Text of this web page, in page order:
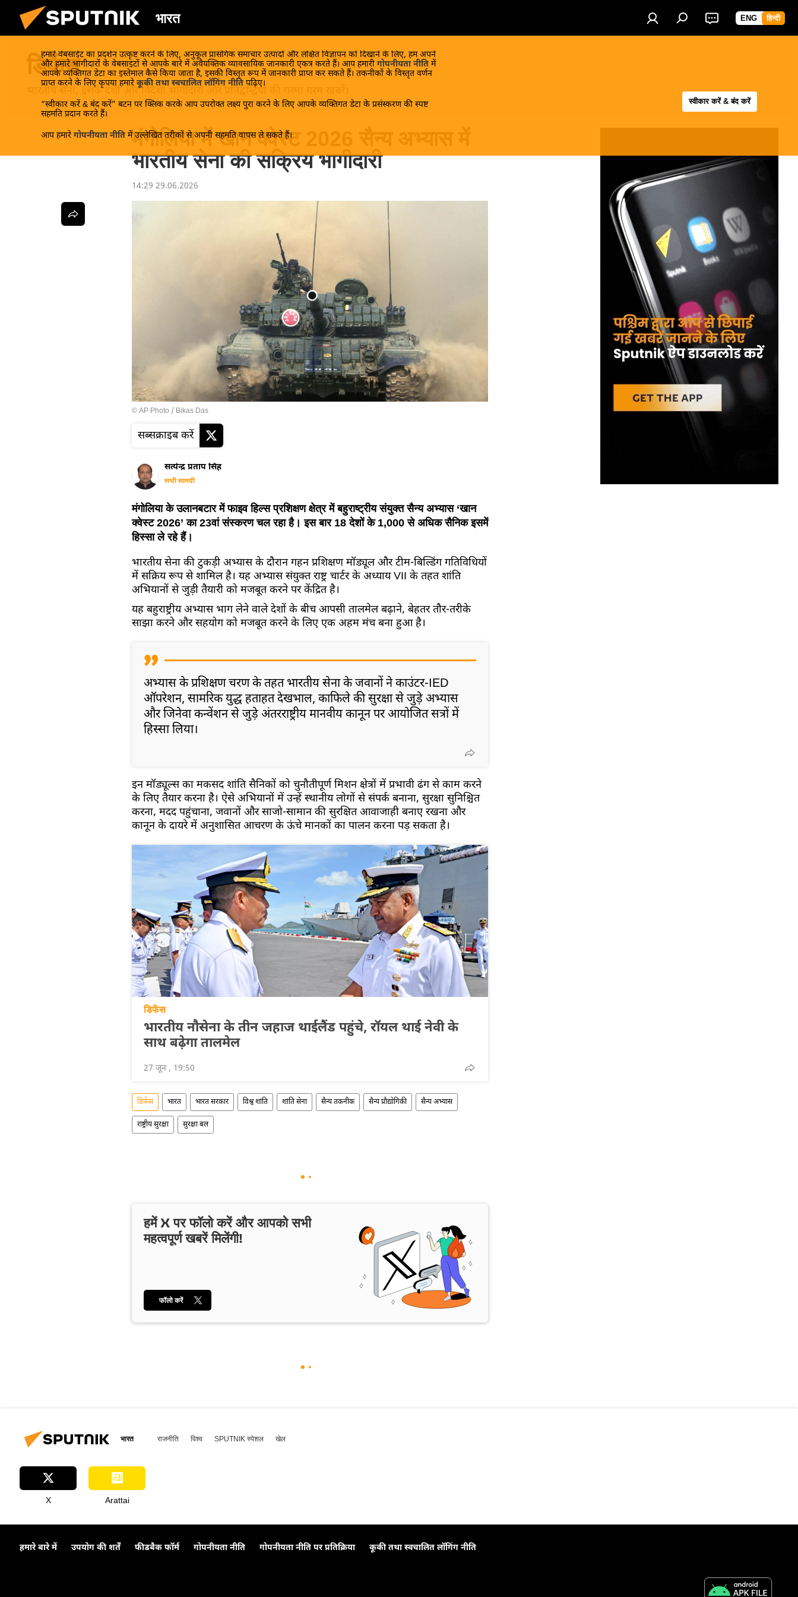
भारत ENG हिन्दी
हमारे वेबसाईट का प्रदर्शन उत्कृष्ट करने के लिए, अनुकूल प्रासंगिक समाचार उत्पादों और लक्षित विज्ञापन को दिखाने के लिए, हम अपने
और हमारे भागीदारों के वेबसाइटों से आपके बारे में अवैयक्तिक व्यावसायिक जानकारी एकत्र करते हैं। आप हमारी गोपनीयता नीति में
आपके व्यक्तिगत डेटा का इस्तेमाल कैसे किया जाता है, इसकी विस्तृत रूप में जानकारी प्राप्त कर सकते हैं। तकनीकों के विस्तृत वर्णन
प्राप्त करने के लिए कृपया हमारे कूकी तथा स्वचालित लॉगिंग नीति पढ़िए।
“स्वीकार करें & बंद करें” बटन पर क्लिक करके आप उपरोक्त लक्ष्य पुरा करने के लिए आपके व्यक्तिगत डेटा के प्रसंस्करण की स्पष्ट
सहमति प्रदान करते हैं।
आप हमारे गोपनीयता नीति में उल्लेखित तरीकों से अपनी सहमति वापस ले सकते हैं।
स्वीकार करें & बंद करें
डिफेंस
भारतीय सेना, इसके देशी और विदेशी भागीदारों और प्रतिद्वन्द्वियों की गरमा गरम खबरें।
मंगोलिया में खान क्वेस्ट 2026 सैन्य अभ्यास में
भारतीय सेना की सक्रिय भागीदारी
14:29 29.06.2026
© AP Photo / Bikas Das
सब्सक्राइब करें
सत्येन्द्र प्रताप सिंह
सभी सामग्री
मंगोलिया के उलानबटार में फाइव हिल्स प्रशिक्षण क्षेत्र में बहुराष्ट्रीय संयुक्त सैन्य अभ्यास ‘खान
क्वेस्ट 2026’ का 23वां संस्करण चल रहा है। इस बार 18 देशों के 1,000 से अधिक सैनिक इसमें
हिस्सा ले रहे हैं।
भारतीय सेना की टुकड़ी अभ्यास के दौरान गहन प्रशिक्षण मॉड्यूल और टीम-बिल्डिंग गतिविधियों
में सक्रिय रूप से शामिल है। यह अभ्यास संयुक्त राष्ट्र चार्टर के अध्याय VII के तहत शांति
अभियानों से जुड़ी तैयारी को मजबूत करने पर केंद्रित है।
यह बहुराष्ट्रीय अभ्यास भाग लेने वाले देशों के बीच आपसी तालमेल बढ़ाने, बेहतर तौर-तरीके
साझा करने और सहयोग को मजबूत करने के लिए एक अहम मंच बना हुआ है।
अभ्यास के प्रशिक्षण चरण के तहत भारतीय सेना के जवानों ने काउंटर-IED
ऑपरेशन, सामरिक युद्ध हताहत देखभाल, काफिले की सुरक्षा से जुड़े अभ्यास
और जिनेवा कन्वेंशन से जुड़े अंतरराष्ट्रीय मानवीय कानून पर आयोजित सत्रों में
हिस्सा लिया।
इन मॉड्यूल्स का मकसद शांति सैनिकों को चुनौतीपूर्ण मिशन क्षेत्रों में प्रभावी ढंग से काम करने
के लिए तैयार करना है। ऐसे अभियानों में उन्हें स्थानीय लोगों से संपर्क बनाना, सुरक्षा सुनिश्चित
करना, मदद पहुंचाना, जवानों और साजो-सामान की सुरक्षित आवाजाही बनाए रखना और
कानून के दायरे में अनुशासित आचरण के ऊंचे मानकों का पालन करना पड़ सकता है।
डिफेंस
भारतीय नौसेना के तीन जहाज थाईलैंड पहुंचे, रॉयल थाई नेवी के
साथ बढ़ेगा तालमेल
27 जून , 19:50
डिफेंस भारत भारत सरकार विश्व शांति शांति सेना सैन्य तकनीक सैन्य प्रौद्योगिकी सैन्य अभ्यास
राष्ट्रीय सुरक्षा सुरक्षा बल
हमें X पर फॉलो करें और आपको सभी
महत्वपूर्ण खबरें मिलेंगी!
फॉलो करें
भारत राजनीति विश्व SPUTNIK स्पेशल खेल
X Arattai
हमारे बारे में उपयोग की शर्तें फीडबैक फॉर्म गोपनीयता नीति गोपनीयता नीति पर प्रतिक्रिया कूकी तथा स्वचालित लॉगिंग नीति